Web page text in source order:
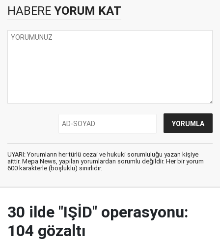
HABERE YORUM KAT
UYARI: Yorumların her türlü cezai ve hukuki sorumluluğu yazan kişiye
aittir. Mepa News, yapılan yorumlardan sorumlu değildir. Her bir yorum
600 karakterle (boşluklu) sınırlıdır.
30 ilde "IŞİD" operasyonu:
104 gözaltı